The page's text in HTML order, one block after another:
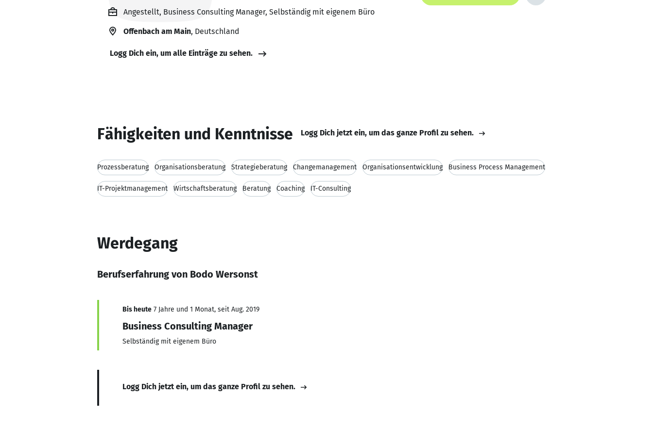
Angestellt, Business Consulting Manager, Selbständig mit eigenem Büro
Offenbach am Main, Deutschland
Logg Dich ein, um alle Einträge zu sehen.
Fähigkeiten und Kenntnisse Logg Dich jetzt ein, um das ganze Profil zu sehen.
Prozessberatung Organisationsberatung Strategieberatung Changemanagement Organisationsentwicklung Business Process Management
IT-Projektmanagement Wirtschaftsberatung Beratung Coaching IT-Consulting
Werdegang
Berufserfahrung von Bodo Wersonst
Bis heute 7 Jahre und 1 Monat, seit Aug. 2019
Business Consulting Manager
Selbständig mit eigenem Büro
Logg Dich jetzt ein, um das ganze Profil zu sehen.